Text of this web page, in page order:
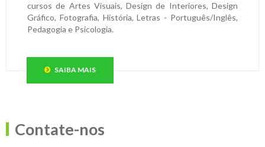
cursos de Artes Visuais, Design de Interiores, Design
Gráfico, Fotografia, História, Letras - Português/Inglês,
Pedagogia e Psicologia.
SAIBA MAIS
Contate-nos